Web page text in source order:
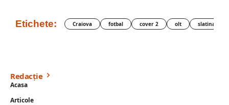
Etichete: Craiova fotbal cover 2 olt slatina
Redacție
Acasa
Articole